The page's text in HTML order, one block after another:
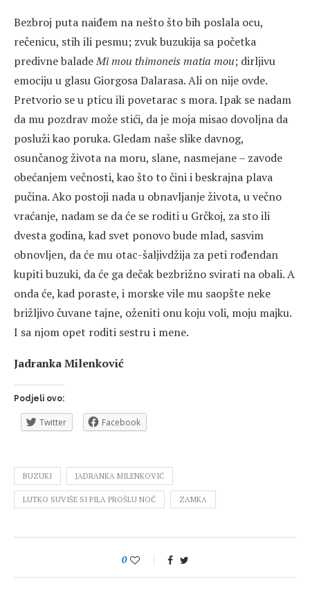
Bezbroj puta naiđem na nešto što bih poslala ocu,
rečenicu, stih ili pesmu; zvuk buzukija sa početka
predivne baladeMi mou thimoneis matia mou; dirljivu
emociju u glasu Giorgosa Dalarasa. Ali on nije ovde.
Pretvorio se u pticu ili povetarac s mora. Ipak se nadam
da mu pozdrav može stići, da je moja misao dovoljna da
posluži kao poruka. Gledam naše slike davnog,
osunčanog života na moru, slane, nasmejane – zavode
obećanjem večnosti, kao što to čini i beskrajna plava
pučina. Ako postoji nada u obnavljanje života, u večno
vraćanje, nadam se da će se roditi u Grčkoj, za sto ili
dvesta godina, kad svet ponovo bude mlad, sasvim
obnovljen, da će mu otac-šaljivdžija za peti rođendan
kupiti buzuki, da će ga dečak bezbrižno svirati na obali. A
onda će, kad poraste, i morske vile mu saopšte neke
brižljivo čuvane tajne, oženiti onu koju voli, moju majku.
I sa njom opet roditi sestru i mene.
Jadranka Milenković
Podjeli ovo:
Twitter Facebook
BUZUKI JADRANKA MILENKOVIĆ
LUTKO SUVIŠE SI PILA PROŠLU NOĆ ZAMKA
0